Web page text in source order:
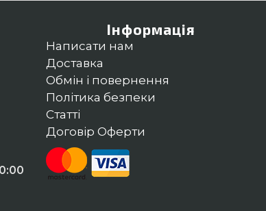
Інформація
Написати нам
Доставка
Обмін і повернення
Політика безпеки
Статті
Договір Оферти